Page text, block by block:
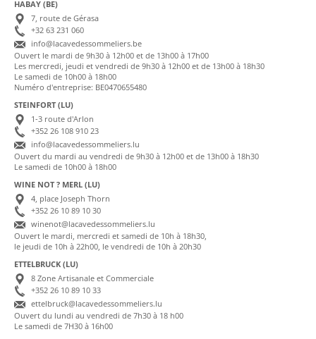
HABAY (BE)
7, route de Gérasa
+32 63 231 060
info@lacavedessommeliers.be
Ouvert le mardi de 9h30 à 12h00 et de 13h00 à 17h00
Les mercredi, jeudi et vendredi de 9h30 à 12h00 et de 13h00 à 18h30
Le samedi de 10h00 à 18h00
Numéro d'entreprise: BE0470655480
STEINFORT (LU)
1-3 route d'Arlon
+352 26 108 910 23
info@lacavedessommeliers.lu
Ouvert du mardi au vendredi de 9h30 à 12h00 et de 13h00 à 18h30
Le samedi de 10h00 à 18h00
WINE NOT ? MERL (LU)
4, place Joseph Thorn
+352 26 10 89 10 30
winenot@lacavedessommeliers.lu
Ouvert le mardi, mercredi et samedi de 10h à 18h30,
le jeudi de 10h à 22h00, le vendredi de 10h à 20h30
ETTELBRUCK (LU)
8 Zone Artisanale et Commerciale
+352 26 10 89 10 33
ettelbruck@lacavedessommeliers.lu
Ouvert du lundi au vendredi de 7h30 à 18 h00
Le samedi de 7H30 à 16h00